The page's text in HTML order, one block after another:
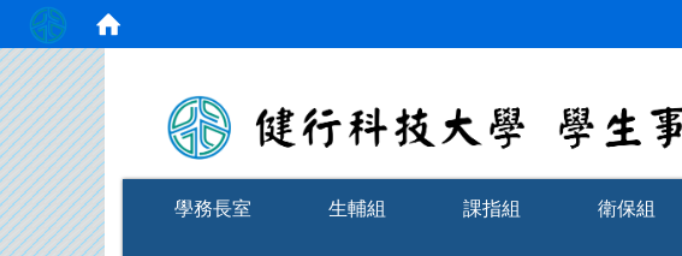
學務長室 生輔組 課指組 衛保組